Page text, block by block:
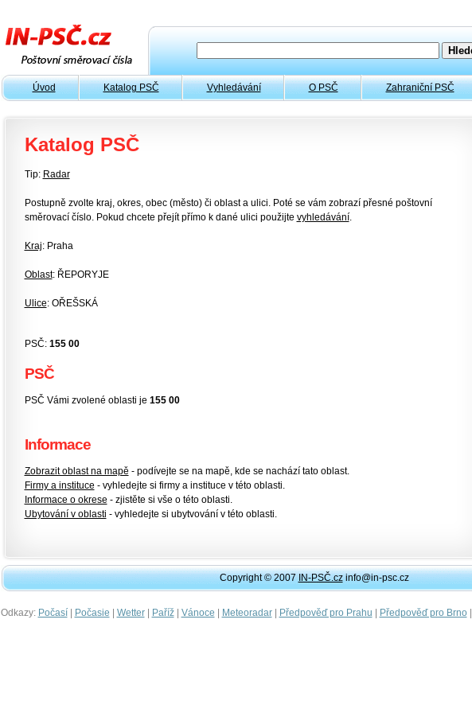
Úvod Katalog PSČ Vyhledávání O PSČ Zahraniční PSČ
Katalog PSČ
Tip: Radar
Postupně zvolte kraj, okres, obec (město) či oblast a ulici. Poté se vám zobrazí přesné poštovní
směrovací číslo. Pokud chcete přejít přímo k dané ulici použijte vyhledávání.
Kraj: Praha
Oblast: ŘEPORYJE
Ulice: OŘEŠSKÁ
PSČ: 155 00
PSČ
PSČ Vámi zvolené oblasti je 155 00
Informace
Zobrazit oblast na mapě - podívejte se na mapě, kde se nachází tato oblast.
Firmy a instituce - vyhledejte si firmy a instituce v této oblasti.
Informace o okrese - zjistěte si vše o této oblasti.
Ubytování v oblasti - vyhledejte si ubytvování v této oblasti.
Copyright © 2007IN-PSČ.czinfo@in-psc.cz
Odkazy: Počasí| Počasie | Wetter| Paříž| Vánoce | Meteoradar| Předpověď pro Prahu | Předpověď pro Brno|